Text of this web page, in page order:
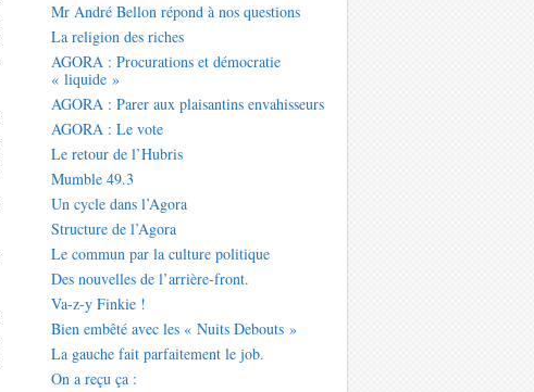
Mr André Bellon répond à nos questions
La religion des riches
AGORA : Procurations et démocratie
« liquide »
AGORA : Parer aux plaisantins envahisseurs
AGORA : Le vote
Le retour de l’Hubris
Mumble 49.3
Un cycle dans l’Agora
Structure de l’Agora
Le commun par la culture politique
Des nouvelles de l’arrière-front.
Va-z-y Finkie !
Bien embêté avec les « Nuits Debouts »
La gauche fait parfaitement le job.
On a reçu ça :